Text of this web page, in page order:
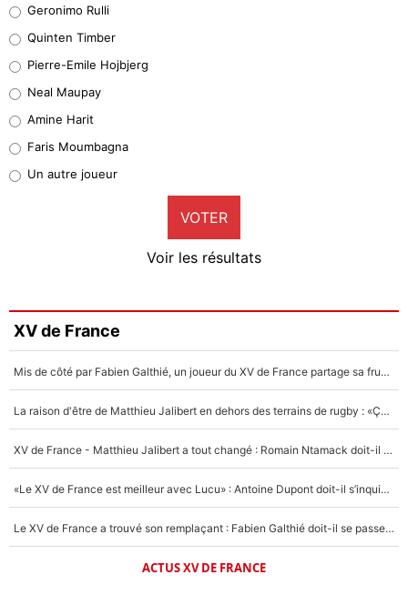
32%
5%
1%
9%
Faris Moumbagna
4%
Un autre joueur
5%
Geronimo Rulli
Quinten Timber
Pierre-Emile Hojbjerg
Neal Maupay
Amine Harit
Faris Moumbagna
Un autre joueur
VOTER
Voir les résultats
XV de France
Mis de côté par Fabien Galthié, un joueur du XV de France partage sa frustration : «ils ne me l’ont pas dit tout de suite»
La raison d'être de Matthieu Jalibert en dehors des terrains de rugby : «Ça m'atteint autant que si tu touches à un membre de ma famille»
XV de France - Matthieu Jalibert a tout changé : Romain Ntamack doit-il s’inquiéter pour sa place à un an de la Coupe du monde ?
«Le XV de France est meilleur avec Lucu» : Antoine Dupont doit-il s’inquiéter pour sa place ?
Le XV de France a trouvé son remplaçant : Fabien Galthié doit-il se passer d'Antoine Dupont ?
ACTUS XV DE FRANCE